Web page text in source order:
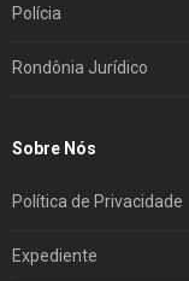
Polícia
Rondônia Jurídico
Sobre Nós
Política de Privacidade
Expediente